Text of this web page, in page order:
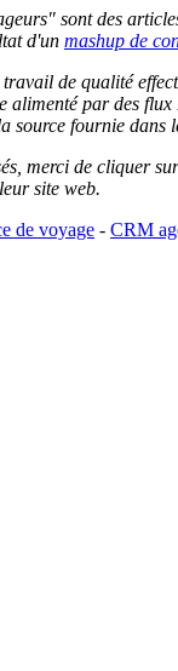
sont des
d'un mashup de
de qualité
alimenté par des
source fournie dans
merci de cliquer
site web.
de voyage - CRM